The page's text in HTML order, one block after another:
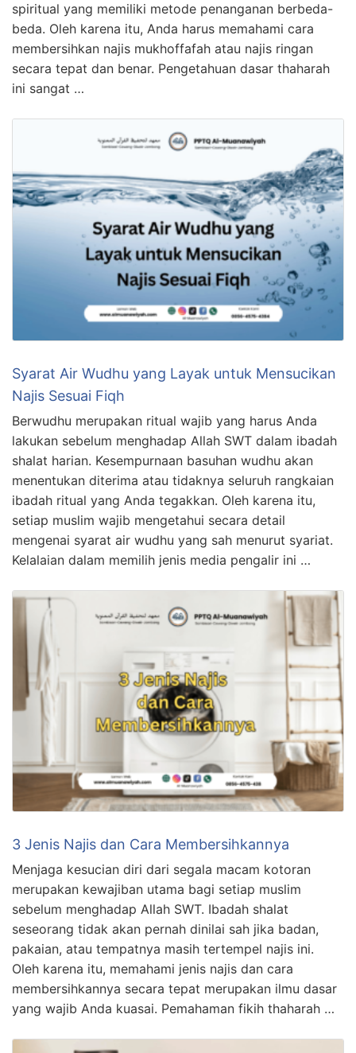
spiritual yang memiliki metode penanganan berbeda-
beda. Oleh karena itu, Anda harus memahami cara
membersihkan najis mukhoffafah atau najis ringan
secara tepat dan benar. Pengetahuan dasar thaharah
ini sangat …
Syarat Air Wudhu yang Layak untuk Mensucikan
Najis Sesuai Fiqh
Berwudhu merupakan ritual wajib yang harus Anda
lakukan sebelum menghadap Allah SWT dalam ibadah
shalat harian. Kesempurnaan basuhan wudhu akan
menentukan diterima atau tidaknya seluruh rangkaian
ibadah ritual yang Anda tegakkan. Oleh karena itu,
setiap muslim wajib mengetahui secara detail
mengenai syarat air wudhu yang sah menurut syariat.
Kelalaian dalam memilih jenis media pengalir ini …
3 Jenis Najis dan Cara Membersihkannya
Menjaga kesucian diri dari segala macam kotoran
merupakan kewajiban utama bagi setiap muslim
sebelum menghadap Allah SWT. Ibadah shalat
seseorang tidak akan pernah dinilai sah jika badan,
pakaian, atau tempatnya masih tertempel najis ini.
Oleh karena itu, memahami jenis najis dan cara
membersihkannya secara tepat merupakan ilmu dasar
yang wajib Anda kuasai. Pemahaman fikih thaharah …